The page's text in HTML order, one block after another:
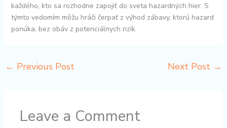
každého, kto sa rozhodne zapojiť do sveta hazardných hier. S
týmto vedomím môžu hráči čerpať z výhod zábavy, ktorú hazard
ponúka, bez obáv z potenciálnych rizík.
← Previous Post Next Post →
Leave a Comment